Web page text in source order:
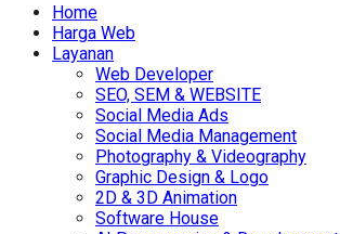
Home
Harga Web
Layanan
Web Developer
SEO, SEM & WEBSITE
Social Media Ads
Social Media Management
Photography & Videography
Graphic Design & Logo
2D & 3D Animation
Software House